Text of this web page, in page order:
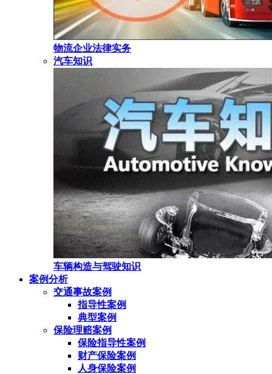
物流企业法律实务
汽车知识
车辆构造与驾驶知识
案例分析
交通事故案例
指导性案例
典型案例
保险理赔案例
保险指导性案例
财产保险案例
人身保险案例